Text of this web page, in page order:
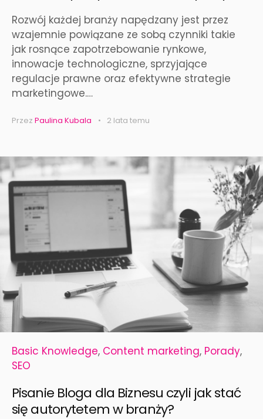
Rozwój każdej branży napędzany jest przez
wzajemnie powiązane ze sobą czynniki takie
jak rosnące zapotrzebowanie rynkowe,
innowacje technologiczne, sprzyjające
regulacje prawne oraz efektywne strategie
marketingowe.…
Przez Paulina Kubala 2 lata temu
Basic Knowledge, Content marketing, Porady,
SEO
Pisanie Bloga dla Biznesu czyli jak stać
się autorytetem w branży?